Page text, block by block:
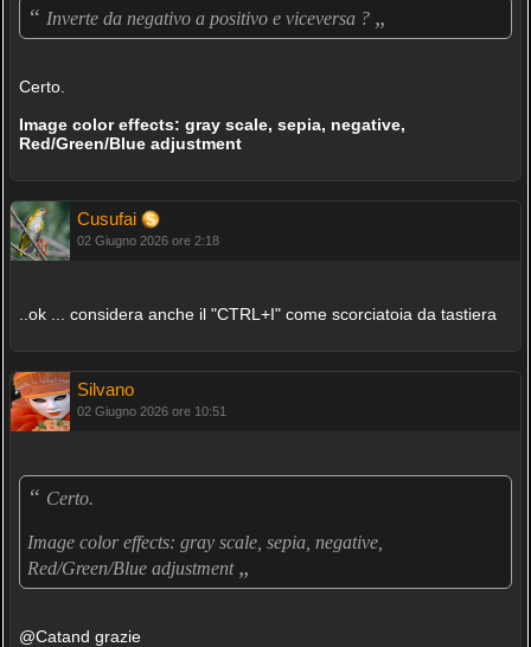
“ Inverte da negativo a positivo e viceversa ? „
Certo.
Image color effects: gray scale, sepia, negative,
Red/Green/Blue adjustment
Cusufai
02 Giugno 2026 ore 2:18
..ok ... considera anche il "CTRL+I" come scorciatoia da tastiera
Silvano
02 Giugno 2026 ore 10:51
“ Certo.
Image color effects: gray scale, sepia, negative,
Red/Green/Blue adjustment „
@Catand grazie